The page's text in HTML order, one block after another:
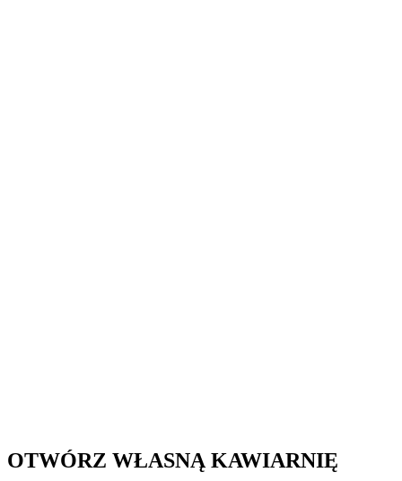
OTWÓRZ WŁASNĄ KAWIARNIĘ